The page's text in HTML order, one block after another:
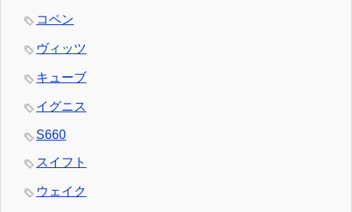
コペン
ヴィッツ
キューブ
イグニス
S660
スイフト
ウェイク